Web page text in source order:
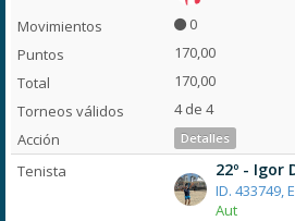
0
170,00
170,00
4 de 4
Detalles
22º - Igor
ID. 433749,
Aut